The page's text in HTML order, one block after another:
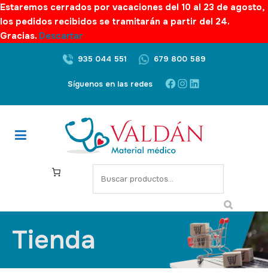
Estaremos cerrados por vacaciones del 10 al 23 de agosto,
los pedidos recibidos se tramitarán a partir del 24.
Gracias. Descartar
935 044 551 679 800 589
Síguenos en las redes
Tienda